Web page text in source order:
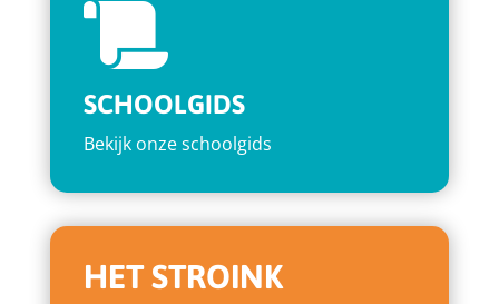

SCHOOLGIDS
Bekijk onze schoolgids
HET STROINK